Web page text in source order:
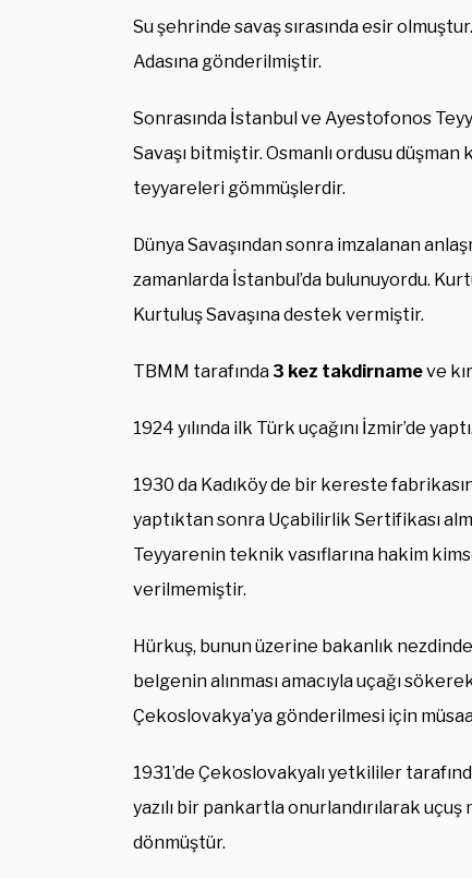
Su şehrinde savaş sırasında esir
Adasına gönderilmiştir.
Sonrasında İstanbul ve Ayestofonos
Savaşı bitmiştir. Osmanlı ordusu
teyyareleri gömmüşlerdir.
Dünya Savaşından sonra imzalanan
zamanlarda İstanbul’da bulunuyordu.
Kurtuluş Savaşına destek vermiştir.
TBMM tarafında3 kez takdirnameve
1924 yılında ilk Türk uçağını İzmir’de yaptı.
1930 da Kadıköy de bir kereste
yaptıktan sonra Uçabilirlik Sertifikası
Teyyarenin teknik vasıflarına hakim
verilmemiştir.
Hürkuş, bunun üzerine bakanlık
belgenin alınması amacıyla uçağı
Çekoslovakya’ya gönderilmesi için
1931’de Çekoslovakyalı yetkililer
yazılı bir pankartla onurlandırılarak
dönmüştür.